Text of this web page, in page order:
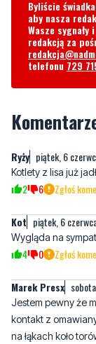
Byliście
aby nasza
Wasze
redakcją za
telefonu 729
Ryży piątek, 6
Kotlety z lisa już
2 6 Zgłoś
Kot piątek, 6
Wygląda na
4 0 Zgłoś
Marek Presx
Jestem pewny że
kontakt z
na łąkach koło